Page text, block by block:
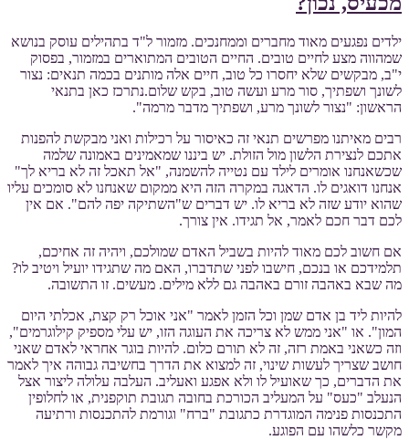
ילדים נפגעים מאוד מחברים וממחנכים. מזמור ל"ד בתהילים עוסק בנושא
שמהווה מצע לחיים טובים. החיים הטובים המתוארים במזמור, בפסוק
י"ב, מבקשים שלא יחסרו כל טוב, חיים אלה מותנים בכמה תנאים: נצור
לשונך ושפתיך, סור מרע ועשה טוב, בקש שלום.נתרכז כאן בתנאי
הראשון: "נצור לשונך מרע, ושפתיך מדבר מרמה".
רבים מאיתנו מפרשים תנאי זה כאיסור על רכילות ואני מבקשת להפנות
אתכם לנצירת הלשון מול הזולת. יש ביננו שמאמינים באמונה שלמה
שכשאנחנו אומרים לילד עם נטייה להשמנה, "אל תאכל זה לא בריא לך"
אנחנו דואגים לו. הדאגה במקרה הזה היא ממקום שאנחנו לא סומכים עליו
שהוא יודע שזה לא בריא לו. יש דברים ש"השתיקה יפה להם". אם אין
לכם דבר חכם לאמר, אל תגידו. אין צורך.
אם חשוב לכם מאוד להיות בשביל האדם שמולכם, ויהיה זה אחיכם,
תלמידכם או בנכם, חישבו לפני שתדברו, האם מה שתגידו יועיל ויטיב לו?
מה שבא באהבה זורם באהבה גם ללא מילים. מעשים. זו התשובה.
להיות ליד בן אדם שמן וכל הזמן לאמר "אני אוכל רק קצת, אכלתי היום
המון". או "אני ממש לא צריכה את העוגה הזו, יש עלי מספיק קילוגרמים",
וזה כשאני באמת רזה, זה לא תורם כלום. להיות בוגר אחראי לאדם שאני
חושב שצריך לעשות שינוי, זה למצוא את הדרך בחשיבה גבוהה איך לאמר
את הדברים, כך שאועיל לו ולא אפגע ואעליב. העלבה עלולה ליצור אצל
הנעלב "כעס" על המעליב הכורכת בחובה תגובת תוקפנית, או לחלופין
התכנסות פנימה המוגדרת כתגובת "ברח" וגורמת להתכנסות ורתיעה
מקשר כלשהו עם הפוגע.